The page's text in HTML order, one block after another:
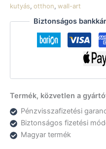
kutyás, otthon, wall-art
Biztonságos
Termék, közvetlen a
Pénzvisszafizetési
Biztonságos fizetési
Magyar termék